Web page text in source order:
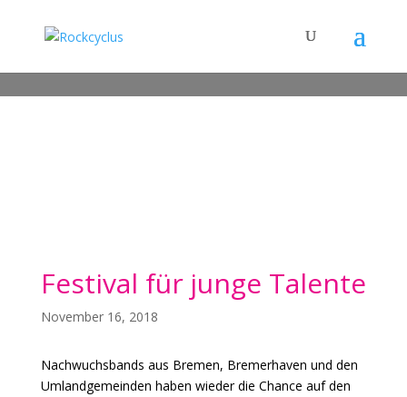
Festival für junge Talente
November 16, 2018
Nachwuchsbands aus Bremen, Bremerhaven und den
Umlandgemeinden haben wieder die Chance auf den